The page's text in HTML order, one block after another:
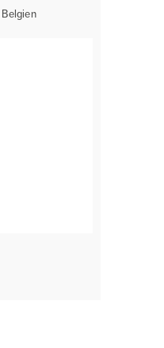
Belgien